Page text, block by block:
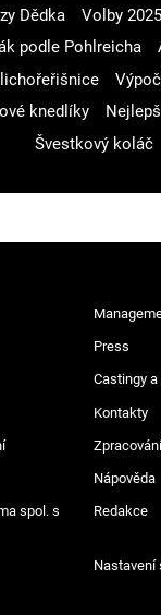
Dědka
Volby 2025
podle Pohlreicha
knedlíky
Švestkový koláč
Press
Castingy a
Kontakty
Nápověda
spol. s
Redakce
Nastavení